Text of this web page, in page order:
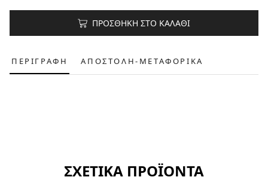
ΠΡΟΣΘΗΚΗ ΣΤΟ ΚΑΛΑΘΙ
ΠΕΡΙΓΡΑΦΗ ΑΠΟΣΤΟΛΗ-ΜΕΤΑΦΟΡΙΚΑ
ΣΧΕΤΙΚΑ ΠΡΟΪΟΝΤΑ